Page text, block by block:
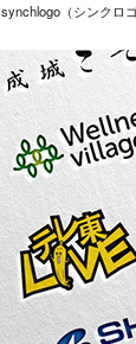
synchlogo（シンクロゴ